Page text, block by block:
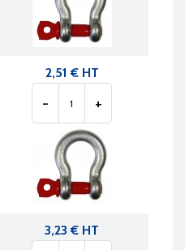
2,51 € HT
- +
3,23 € HT